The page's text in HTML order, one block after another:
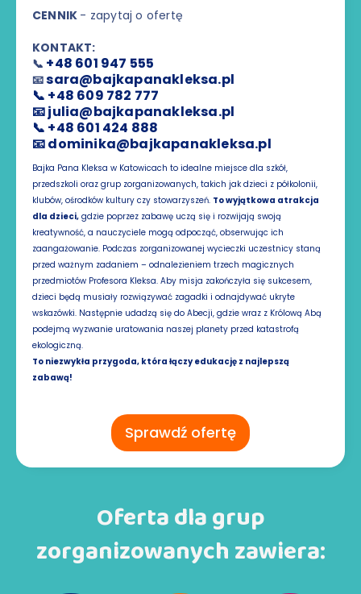
CENNIK - zapytaj o ofertę
KONTAKT:
📞 +48 601 947 555
📧sara@bajkapanakleksa.pl
📞 +48 609 782 777
📧 julia@bajkapanakleksa.pl
📞 +48 601 424 888
📧 dominika@bajkapanakleksa.pl
Bajka Pana Kleksa w Katowicach to idealne miejsce dla szkół,
przedszkoli oraz grup zorganizowanych, takich jak dzieci z półkolonii,
klubów, ośrodków kultury czy stowarzyszeń. To wyjątkowa atrakcja
dla dzieci, gdzie poprzez zabawę uczą się i rozwijają swoją
kreatywność, a nauczyciele mogą odpocząć, obserwując ich
zaangażowanie. Podczas zorganizowanej wycieczki uczestnicy staną
przed ważnym zadaniem – odnalezieniem trzech magicznych
przedmiotów Profesora Kleksa. Aby misja zakończyła się sukcesem,
dzieci będą musiały rozwiązywać zagadki i odnajdywać ukryte
wskazówki. Następnie udadzą się do Abecji, gdzie wraz z Królową Abą
podejmą wyzwanie uratowania naszej planety przed katastrofą
ekologiczną.
To niezwykła przygoda, która łączy edukację z najlepszą
zabawą!
Sprawdź ofertę
Oferta dla grup
zorganizowanych zawiera: